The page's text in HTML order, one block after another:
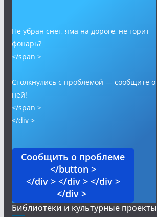
Не убран снег, яма на дороге, не горит
фонарь?
</span >
Столкнулись с проблемой — сообщите о
ней!
</span >
</div >
Сообщить о проблеме
</button >
</div > </div > </div >
</div >
Библиотеки и культурные проекты